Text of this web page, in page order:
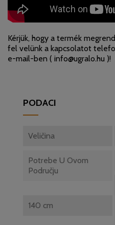
Kérjük, hogy a termék
fel velünk a kapcsolatot
e-mail-ben ( info@ugralo.hu )!
PODACI
Veličina
Potrebe U Ovom
Području
140 cm